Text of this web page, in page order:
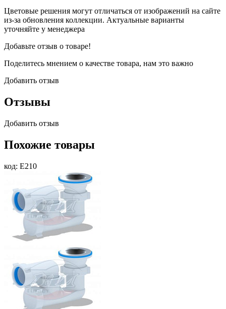
Цветовые решения могут отличаться от изображений на сайте
из-за обновления коллекции. Актуальные варианты
уточняйте у менеджера
Добавьте отзыв о товаре!
Поделитесь мнением о качестве товара, нам это важно
Добавить отзыв
Отзывы
Добавить отзыв
Похожие товары
код: E210